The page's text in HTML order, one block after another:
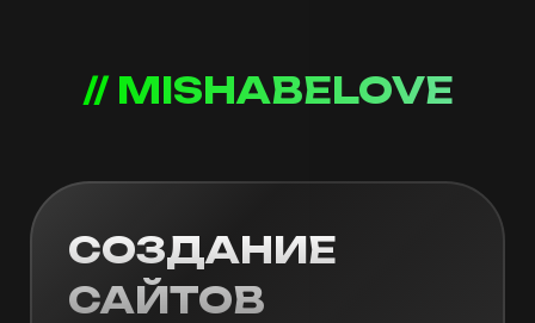
// MISHABELOVE
СОЗДАНИЕ
САЙТОВ